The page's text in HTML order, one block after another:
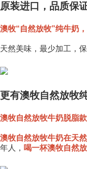
原装进口，品质保
澳牧“自然放牧”纯牛奶
天然美味，最少加工，
更有澳牧自然放牧
澳牧自然放牧牛奶脱脂
澳牧自然放牧牛奶在天
年人， 喝一杯澳牧自然